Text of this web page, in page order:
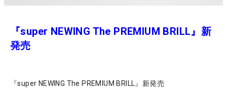
『super NEWING The PREMIUM BRILL』新
発売
『super NEWING The PREMIUM BRILL』新発売